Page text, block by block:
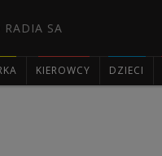
RADIA SA
KIEROWCY DZIECI